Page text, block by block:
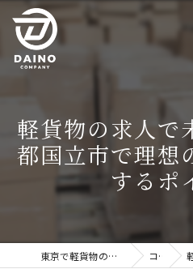
軽貨物の求人で
都国立市で理想
するポ
東京で軽貨物の求人ならDAINO株式会社 コラム 軽